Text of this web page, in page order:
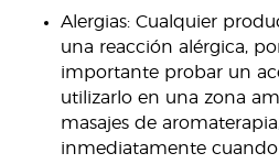
Alergias: Cualquier
una reacción alérgica,
importante probar un
utilizarlo en una zona
masajes de
inmediatamente